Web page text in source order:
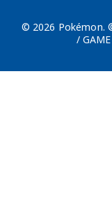
© 2026 Pokémon.
/